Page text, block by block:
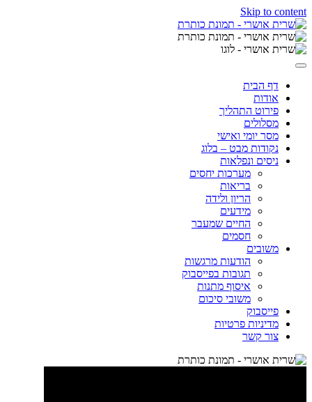
Skip to content
דף הבית
אודות
פירוט התהליך
מסלולים
מסר יומי ואישי
נקודות מבט – בלוג
ניסים ונפלאות
מערכות יחסים
בריאות
הריון ולידה
מידעים
החיים שמעבר
חסמים
משובים
הודעות מרגשות
תגובות בפייסבוק
איסוף מתנות
משובי סיכום
פייסבוק
מדיניות פרטיות
צור קשר